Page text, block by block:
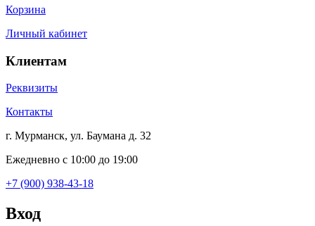
Корзина
Личный кабинет
Клиентам
Реквизиты
Контакты
г. Мурманск, ул. Баумана д. 32
Ежедневно с 10:00 до 19:00
+7 (900) 938-43-18
Вход